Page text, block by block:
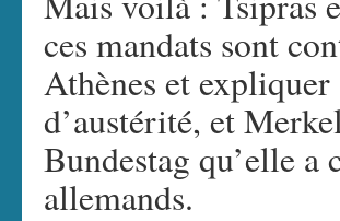
ces mandats sont
Athènes et
d’austérité, et
Bundestag qu’elle
allemands.